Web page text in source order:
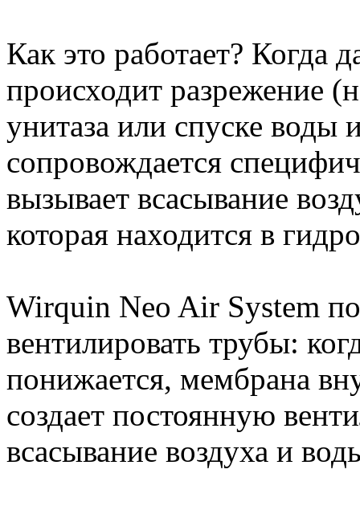
Как это работает? Когда
происходит разрежение
унитаза или спуске воды
сопровождается
вызывает всасывание
которая находится в
Wirquin Neo Air System
вентилировать трубы:
понижается, мембрана
создает постоянную
всасывание воздуха и